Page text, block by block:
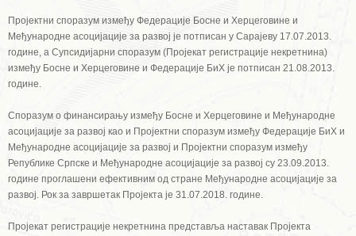
Пројектни споразум између Федерације Босне и Херцеговине и
Међународне асоцијације за развој је потписан у Сарајеву 17.07.2013.
године, а Супсидијарни споразум (Пројекат регистрације некретнина)
између Босне и Херцеговине и Федерације БиХ је потписан 21.08.2013.
године.
Споразум о финансирању између Босне и Херцеговине и Међународне
асоцијације за развој као и Пројектни споразум између Федерације БиХ и
Међународне асоцијације за развој и Пројектни споразум између
Републике Српске и Међународне асоцијације за развој су 23.09.2013.
године проглашени ефективним од стране Међународне асоцијације за
развој. Рок за завршетак Пројекта је 31.07.2018. године.
Пројекат регистрације некретнина представља наставак Пројекта